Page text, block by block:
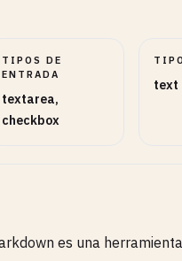
TIPOS DE
ENTRADA
textarea,
checkbox
text
es una